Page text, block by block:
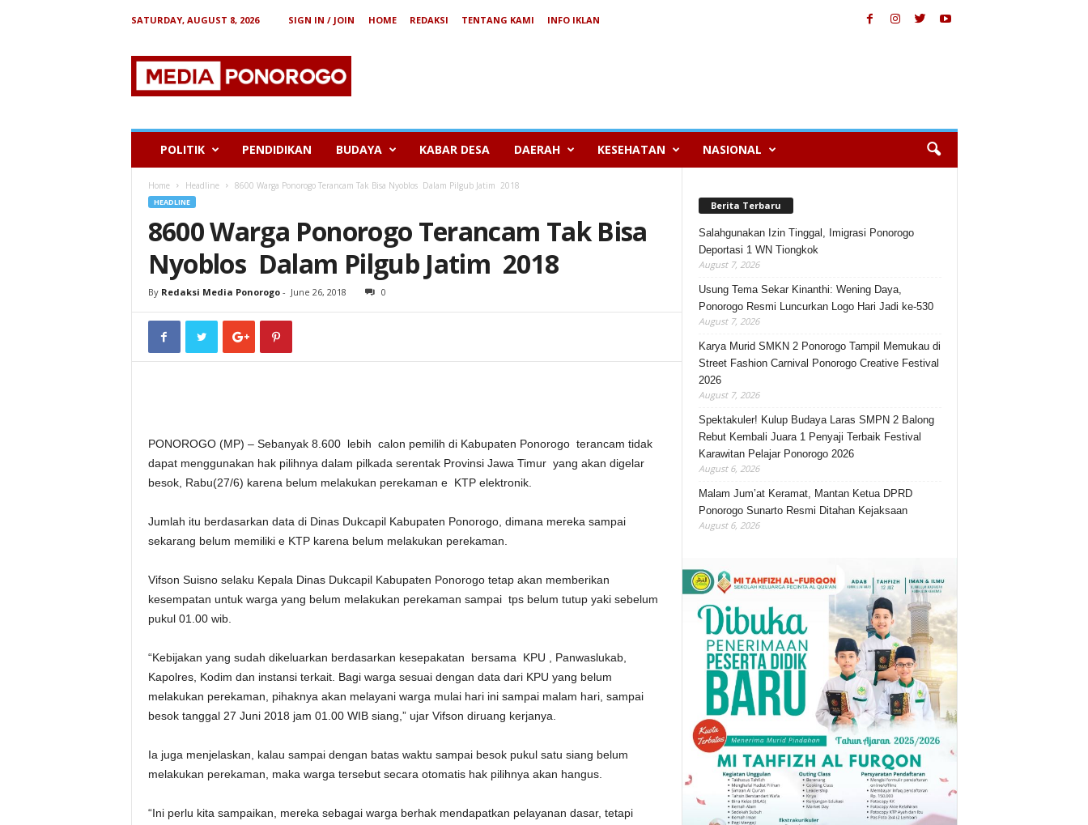
SATURDAY, AUGUST 8, 2026 SIGN IN / JOIN HOME REDAKSI TENTANG KAMI
INFO IKLAN
e
POLITIK PENDIDIKAN BUDAYA KABAR DESA DAERAH KESEHATAN NASIONAL
Home Headline 8600 Warga Ponorogo Terancam Tak Bisa Nyoblos Dalam Pilgub Jatim 2018
HEADLINE
8600 Warga Ponorogo Terancam Tak Bisa
Nyoblos Dalam Pilgub Jatim 2018
By Redaksi Media Ponorogo- June 26, 2018 0
PONOROGO (MP) – Sebanyak 8.600 lebih calon pemilih di Kabupaten Ponorogo terancam tidak
dapat menggunakan hak pilihnya dalam pilkada serentak Provinsi Jawa Timur yang akan digelar
besok, Rabu(27/6) karena belum melakukan perekaman e KTP elektronik.
Jumlah itu berdasarkan data di Dinas Dukcapil Kabupaten Ponorogo, dimana mereka sampai
sekarang belum memiliki e KTP karena belum melakukan perekaman.
Vifson Suisno selaku Kepala Dinas Dukcapil Kabupaten Ponorogo tetap akan memberikan
kesempatan untuk warga yang belum melakukan perekaman sampai tps belum tutup yaki sebelum
pukul 01.00 wib.
“Kebijakan yang sudah dikeluarkan berdasarkan kesepakatan bersama KPU , Panwaslukab,
Kapolres, Kodim dan instansi terkait. Bagi warga sesuai dengan data dari KPU yang belum
melakukan perekaman, pihaknya akan melayani warga mulai hari ini sampai malam hari, sampai
besok tanggal 27 Juni 2018 jam 01.00 WIB siang,” ujar Vifson diruang kerjanya.
Ia juga menjelaskan, kalau sampai dengan batas waktu sampai besok pukul satu siang belum
melakukan perekaman, maka warga tersebut secara otomatis hak pilihnya akan hangus.
“Ini perlu kita sampaikan, mereka sebagai warga berhak mendapatkan pelayanan dasar, tetapi
Berita Terbaru
Salahgunakan Izin Tinggal, Imigrasi Ponorogo
Deportasi 1 WN Tiongkok
August 7, 2026
Usung Tema Sekar Kinanthi: Wening Daya,
Ponorogo Resmi Luncurkan Logo Hari Jadi ke-530
August 7, 2026
Karya Murid SMKN 2 Ponorogo Tampil Memukau di
Street Fashion Carnival Ponorogo Creative Festival
2026
August 7, 2026
Spektakuler! Kulup Budaya Laras SMPN 2 Balong
Rebut Kembali Juara 1 Penyaji Terbaik Festival
Karawitan Pelajar Ponorogo 2026
August 6, 2026
Malam Jum’at Keramat, Mantan Ketua DPRD
Ponorogo Sunarto Resmi Ditahan Kejaksaan
August 6, 2026